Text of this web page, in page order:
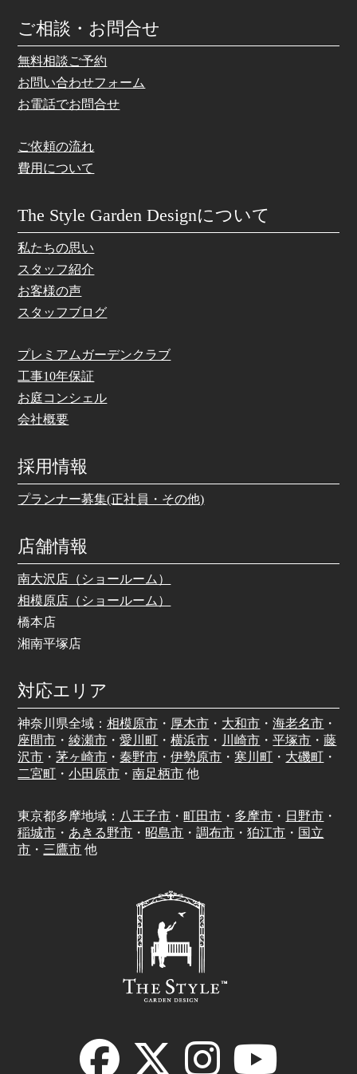
ご相談・お問合せ
無料相談ご予約
お問い合わせフォーム
お電話でお問合せ
ご依頼の流れ
費用について
The Style Garden Designについて
私たちの思い
スタッフ紹介
お客様の声
スタッフブログ
プレミアムガーデンクラブ
工事10年保証
お庭コンシェル
会社概要
採用情報
プランナー募集(正社員・その他)
店舗情報
南大沢店（ショールーム）
相模原店（ショールーム）
橋本店
湘南平塚店
対応エリア
神奈川県全域：相模原市 ・ 厚木市 ・ 大和市 ・海老名市 ・
座間市 ・綾瀬市 ・愛川町 ・横浜市 ・ 川崎市 ・平塚市 ・藤
沢市 ・茅ヶ崎市 ・ 秦野市 ・伊勢原市 ・ 寒川町 ・ 大磯町 ・
二宮町 ・小田原市 ・南足柄市 他
東京都多摩地域： 八王子市 ・町田市 ・ 多摩市 ・ 日野市 ・
稲城市 ・ あきる野市 ・ 昭島市 ・調布市 ・狛江市 ・ 国立
市 ・ 三鷹市 他